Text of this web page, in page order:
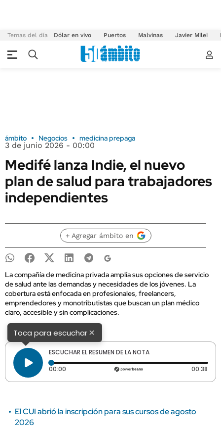
Temas del día Dólar en vivo Puertos Malvinas Javier Milei
ámbito Negocios medicina prepaga
3 de junio 2026 - 00:00
Medifé lanza Indie, el nuevo
plan de salud para trabajadores
independientes
+ Agregar ámbito en
La compañía de medicina privada amplía sus opciones de servicio
de salud ante las demandas y necesidades de los jóvenes. La
cobertura está enfocada en profesionales, freelancers,
emprendedores y monotributistas que buscan un plan médico
claro, accesible y sin complicaciones.
Toca para escuchar×
ESCUCHAR EL RESUMEN DE LA NOTA
00:00 Tiempo transcurrido: 0 segundos 00:38
El CUI abrió la inscripción para sus cursos de agosto
2026